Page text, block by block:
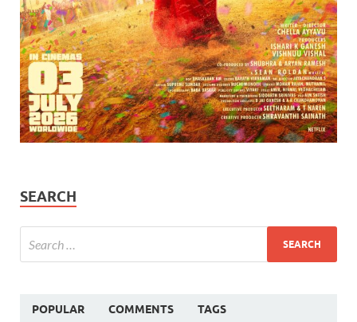
SEARCH
POPULAR COMMENTS TAGS